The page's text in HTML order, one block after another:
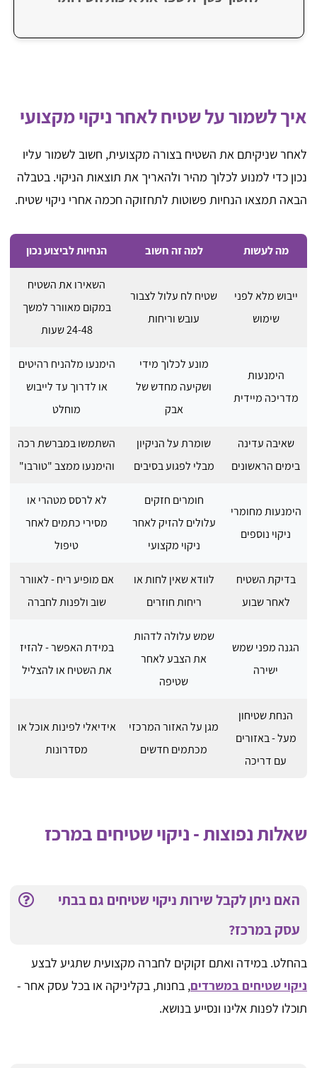
איך לשמור על שטיח לאחר ניקוי מקצועי
לאחר שניקיתם את השטיח בצורה מקצועית, חשוב לשמור עליו
נכון כדי למנוע לכלוך מהיר ולהאריך את תוצאות הניקוי. בטבלה
הבאה תמצאו הנחיות פשוטות לתחזוקה חכמה אחרי ניקוי שטיח.
מה לעשות למה זה חשוב הנחיות לביצוע נכון
ייבוש מלא לפני
שימוש
שטיח לח עלול לצבור
עובש וריחות
השאירו את השטיח
במקום מאוורר למשך
24-48 שעות
הימנעות
מדריכה מיידית
מונע לכלוך מידי
ושקיעה מחדש של
אבק
הימנעו מלהניח רהיטים
או לדרוך עד לייבוש
מוחלט
שאיבה עדינה
בימים הראשונים
שומרת על הניקיון
מבלי לפגוע בסיבים
השתמשו במברשת רכה
והימנעו ממצב "טורבו"
הימנעות מחומרי
ניקוי נוספים
חומרים חזקים
עלולים להזיק לאחר
ניקוי מקצועי
לא לרסס מטהרי או
מסירי כתמים לאחר
טיפול
בדיקת השטיח
לאחר שבוע
לוודא שאין לחות או
ריחות חוזרים
אם מופיע ריח - לאוורר
שוב ולפנות לחברה
הגנה מפני שמש
ישירה
שמש עלולה לדהות
את הצבע לאחר
שטיפה
במידת האפשר - להזיז
את השטיח או להצליל
הנחת שטיחון
מעל - באזורים
עם דריכה
מגן על האזור המרכזי
מכתמים חדשים
אידיאלי לפינות אוכל או
מסדרונות
שאלות נפוצות - ניקוי שטיחים במרכז
האם ניתן לקבל שירות ניקוי שטיחים גם בבתי
עסק במרכז?
בהחלט. במידה ואתם זקוקים לחברה מקצועית שתגיע לבצע
ניקוי שטיחים במשרדים, בחנות, בקליניקה או בכל עסק אחר -
תוכלו לפנות אלינו ונסייע בנושא.